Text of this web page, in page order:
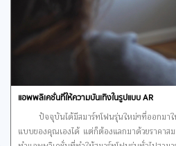
พลิเคชั่นก็จะคล้ายๆกัน มีการใช้งานที่ง่ายๆ เมื่อ
ปุ่มเริ่มต้นการมีประจะเดือนของเราในทุกๆเดื
คำนวณค่าเฉลี่ยของรอบเดือนที่ผ่านมา 3 เดือ
เวลาถัดไป สามารถดูวันที่ปัจจุบันและอนาคตใ
การตกไข่และอาการของเราในแต่ละเดือนได้
ของเราด้วยไอคอนที่เราชอบเพื่อให้ Period
ดาวน์โหลด iOS / Android Flo
Flo เครื่องมือติดตามการมีประจำเดือนขอ
ในการตั้งครรภ์ได้อย่างแม่นยำถึงแม้ประจำเดือ
แอพพลิเคชั่นที่ให้ความบันเทิงในรูปแบบ AR
ปัจจุบันได้มีสมาร์ทโฟนรุ่นใหม่ๆที่ออกมาใ
แบบของคุณเองได้ แต่ก็ต้องแลกมาด้วยราคาส